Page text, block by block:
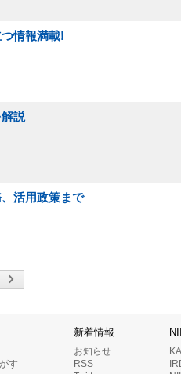
情報満載!
説
活用政策まで
す
新着情報
お知らせ
RSS